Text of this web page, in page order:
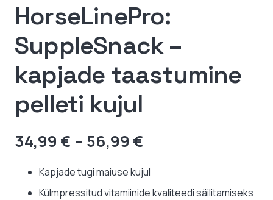
HorseLinePro:
SuppleSnack –
kapjade taastumine
pelleti kujul
34,99 € – 56,99 €
kuni
56,99 €
Kapjade tugi maiuse kujul
Külmpressitud vitamiinide kvaliteedi säilitamiseks